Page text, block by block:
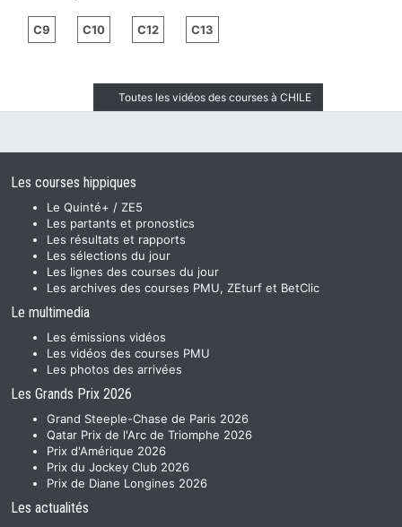
C9 C10 C12 C13
Toutes les vidéos des courses à CHILE
Les courses hippiques
Le Quinté+ / ZE5
Les partants et pronostics
Les résultats et rapports
Les sélections du jour
Les lignes des courses du jour
Les archives des courses PMU, ZEturf et BetClic
Le multimedia
Les émissions vidéos
Les vidéos des courses PMU
Les photos des arrivées
Les Grands Prix 2026
Grand Steeple-Chase de Paris 2026
Qatar Prix de l'Arc de Triomphe 2026
Prix d'Amérique 2026
Prix du Jockey Club 2026
Prix de Diane Longines 2026
Les actualités